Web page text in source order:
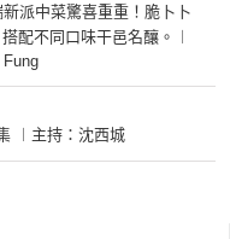
新派中菜驚喜重重！脆卜卜
配不同口味干邑名釀。︱
︱主持：沈西城